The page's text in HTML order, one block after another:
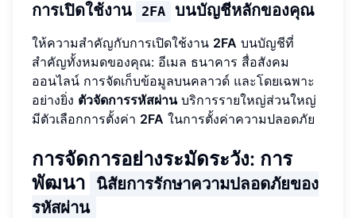
การเปิดใช้งาน 2FA บนบัญชีหลักของคุณ
ให้ความสำคัญกับการเปิดใช้งาน 2FA บนบัญชีที่
สำคัญทั้งหมดของคุณ: อีเมล ธนาคาร สื่อสังคม
ออนไลน์ การจัดเก็บข้อมูลบนคลาวด์ และโดยเฉพาะ
อย่างยิ่ง ตัวจัดการรหัสผ่านบริการรายใหญ่ส่วนใหญ่
มีตัวเลือกการตั้งค่า 2FA ในการตั้งค่าความปลอดภัย
การจัดการอย่างระมัดระวัง: การ
พัฒนา
นิสัยการรักษาความปลอดภัยของ
รหัสผ่าน